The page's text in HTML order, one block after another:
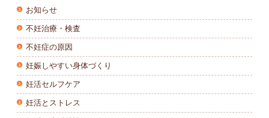
お知らせ
不妊治療・検査
不妊症の原因
妊娠しやすい身体づくり
妊活セルフケア
妊活とストレス